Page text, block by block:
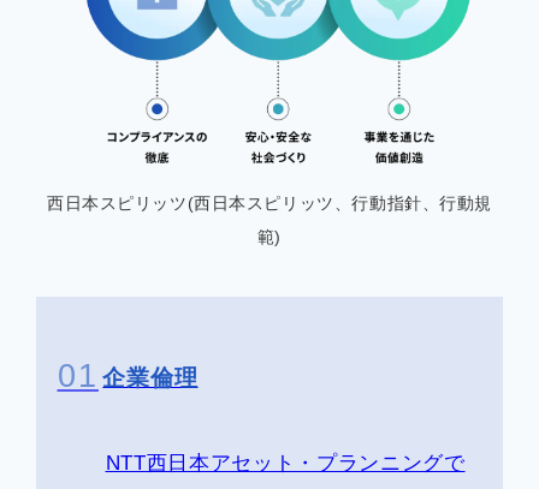
西日本スピリッツ(西日本スピリッツ、行動指針、行動規
範)
01 企業倫理
NTT西日本アセット・プランニングで